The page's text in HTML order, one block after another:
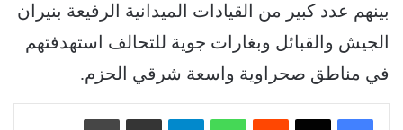
بينهم عدد كبير من القيادات الميدانية الرفيعة بنيران
الجيش والقبائل وبغارات جوية للتحالف استهدفتهم
في مناطق صحراوية واسعة شرقي الحزم.
واتساب تيلقرام